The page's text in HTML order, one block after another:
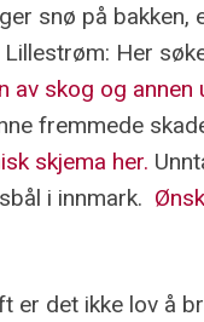
snø på
Lillestrøm: Her
skog og
fremmede
skjema her.
i innmark.
er det ikke lov å